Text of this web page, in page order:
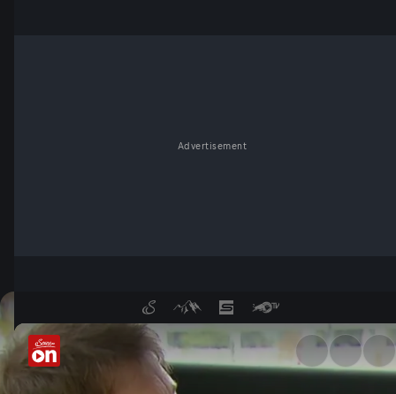
Advertisement
So funktioniert das